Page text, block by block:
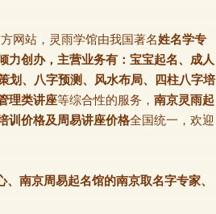
网站，灵雨学馆由我国著名姓名学专
力创办，主营业务有：宝宝起名、成人
划、八字预测、风水布局、四柱八字培
理类讲座等综合性的服务， 南京灵雨起
训价格及周易讲座价格全国统一，欢迎
南京周易起名馆的南京取名字专家、